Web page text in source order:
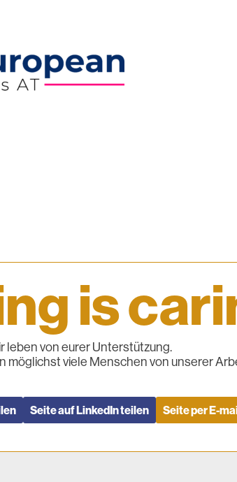
is
leben von eurer Unterstützung.
möglichst viele Menschen von unserer
Seite auf LinkedIn teilen Seite per E-